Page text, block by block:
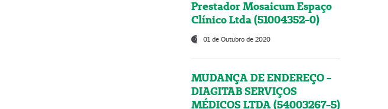
Prestador Mosaicum Espaço
Clínico Ltda (51004352-0)
01 de Outubro de 2020
MUDANÇA DE ENDEREÇO -
DIAGITAB SERVIÇOS
MÉDICOS LTDA (54003267-5)